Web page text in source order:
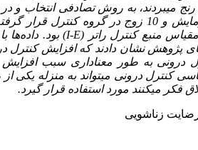
رنج می­­بردند، به روش تصادفی انتخاب و
شدند، بدین صورت که 10 زوج در گروه آزمایش و 10
منبع کنترل راتر (I-E) بود. داده‌ها
پژوهش نشان دادند که افزایش کنترل
درونی به طور معناداری سبب
کنترل درونی می­تواند به منزله یکی
فکر می­کنند مورد استفاده قرار گیرد.
زناشویی